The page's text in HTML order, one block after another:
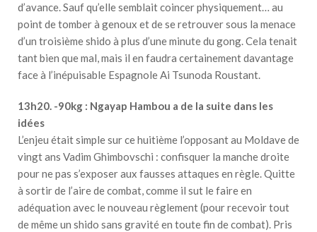
d’avance. Sauf qu’elle semblait coincer physiquement… au
point de tomber à genoux et de se retrouver sous la menace
d’un troisième shido à plus d’une minute du gong. Cela tenait
tant bien que mal, mais il en faudra certainement davantage
face à l’inépuisable Espagnole Ai Tsunoda Roustant.
13h20. -90kg : Ngayap Hambou a de la suite dans les
idées
L’enjeu était simple sur ce huitième l’opposant au Moldave de
vingt ans Vadim Ghimbovschi : confisquer la manche droite
pour ne pas s’exposer aux fausses attaques en règle. Quitte
à sortir de l’aire de combat, comme il sut le faire en
adéquation avec le nouveau règlement (pour recevoir tout
de même un shido sans gravité en toute fin de combat). Pris